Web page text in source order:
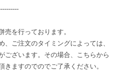
売を行っております。
、ご注文のタイミングによっては、
ございます。その場合、こちらから
きますのでのでご了承ください。